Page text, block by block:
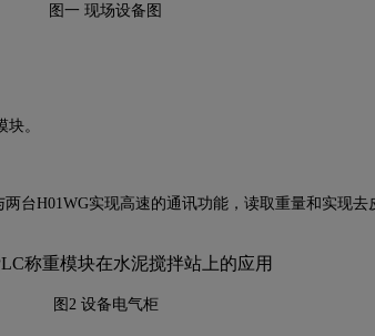
图一 现场设备图
块。
H01WG实现高速的通讯功能，读取重量和实现
图2 设备电气柜